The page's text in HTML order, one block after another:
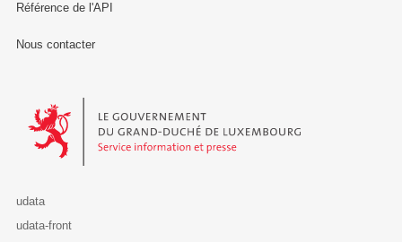
Référence de l'API
Nous contacter
Le Gouvernement du Grand-Duché de Luxembourg - Service
udata
udata-front